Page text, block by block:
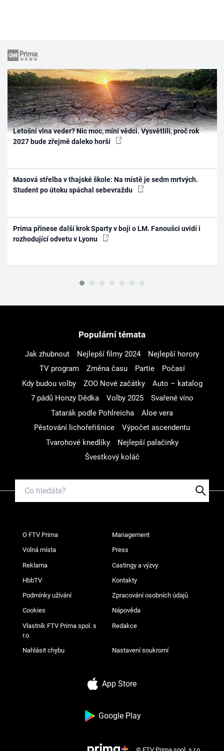
Letošní vlna veder? Nic moc, míní vědci. Vysvětlili, proč rok
2027 bude zřejmě daleko horší
Masová střelba v thajské škole: Na místě je sedm mrtvých.
Student po útoku spáchal sebevraždu
Prima přinese další krok Sparty v boji o LM. Fanoušci uvidí i
rozhodující odvetu v Lyonu
Populární témata
Jak zhubnout Nejlepší filmy 2024
Nejlepší horory
TV program
Změna času Partie
Počasí
Kdy budou volby
ZOO Nové začátky
Auto – katalog
7 pádů Honzy Dědka
Volby 2025
Svařené víno
Tatarák podle Pohlreicha
Aloe vera
Pěstování lichořeřišnice
Výpočet ascendentu
Tvarohové knedlíky
Nejlepší palačinky
Švestkový koláč
O FTV Prima Management
Volná místa Press
Reklama Castingy a výzvy
HbbTV Kontakty
Podmínky užívání Zpracování osobních údajů
Cookies Nápověda
Vlastník FTV Prima spol. s
r.o.
Redakce
Nahlásit chybu Nastavení soukromí
App Store
Google Play
© FTV Prima spol. s r.o.